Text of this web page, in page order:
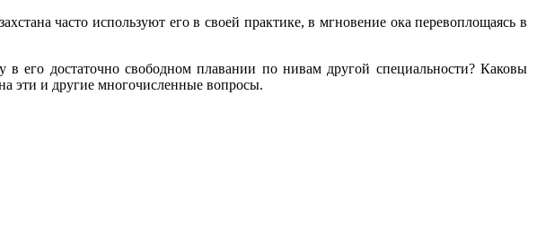
часто используют его в своей практике, в мгновение ока перевоплощаясь в
его достаточно свободном плавании по нивам другой специальности? Каковы
эти и другие многочисленные вопросы.